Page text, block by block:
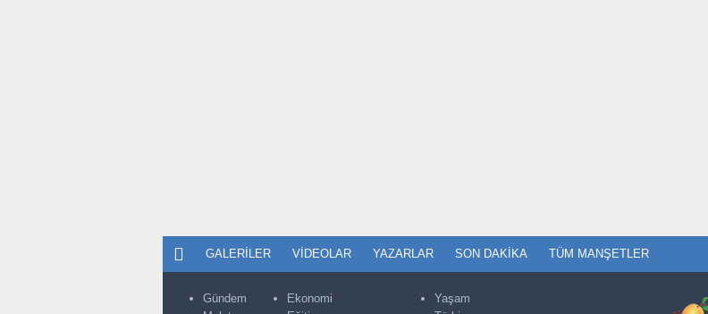
GALERILER VIDEOLAR YAZARLAR SON DAKIKA TÜM MANŞETLER
Gündem
Ekonomi
Yaşam